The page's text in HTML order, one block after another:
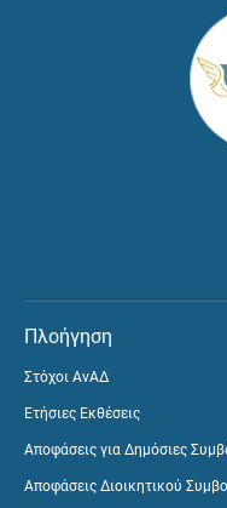
Πλοήγηση
Στόχοι ΑνΑΔ
Ετήσιες Εκθέσεις
Αποφάσεις για Δημόσιες
Αποφάσεις Διοικητικού